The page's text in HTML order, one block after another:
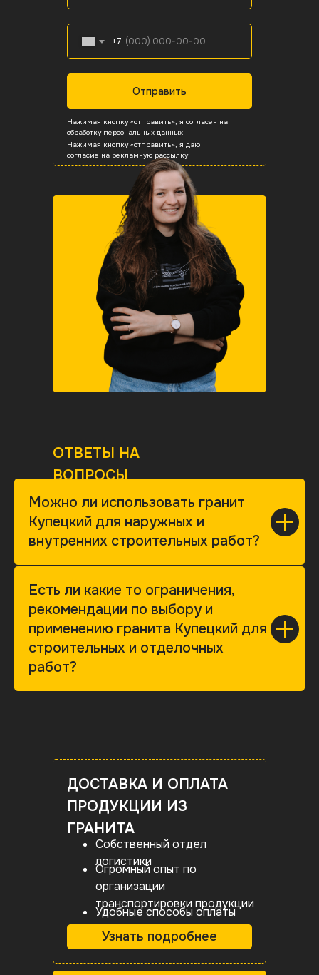
Вся продукция
Вентфасады
Бордюры
Вся продукция
Плитка
Ступени
Вся продукция
Плиты мощения
Бордюры
Вся продукция
Вентфасады
Плитка
Вся продукция
Ступени
Бордюры
+7
Отправить
Нажимая кнопку «отправить», я согласен на
обработку персональных данных
Нажимая кнопку «отправить», я даю
согласие на рекламную рассылку
ОТВЕТЫ НА
ВОПРОСЫ
Можно ли использовать гранит
Купецкий для наружных и
внутренних строительных работ?
Есть ли какие то ограничения,
рекомендации по выбору и
применению гранита Купецкий для
строительных и отделочных
работ?
Собственный отдел
логистики
ДОСТАВКА И ОПЛАТА
ПРОДУКЦИИ ИЗ
ГРАНИТА
Огромный опыт по
организации
транспортировки продукции
Удобные способы оплаты
Узнать подробнее